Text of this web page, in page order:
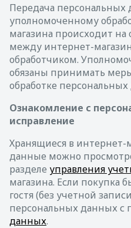
Передача персональных
уполномоченному
магазина происходит на
между интернет-
обработчиком.
обязаны принимать
обработке
Ознакомление с
исправление
Хранящиеся в интернет-
данные можно
разделе управления
магазина. Если покупка
гостя (без учетной
персональных данных
данных.